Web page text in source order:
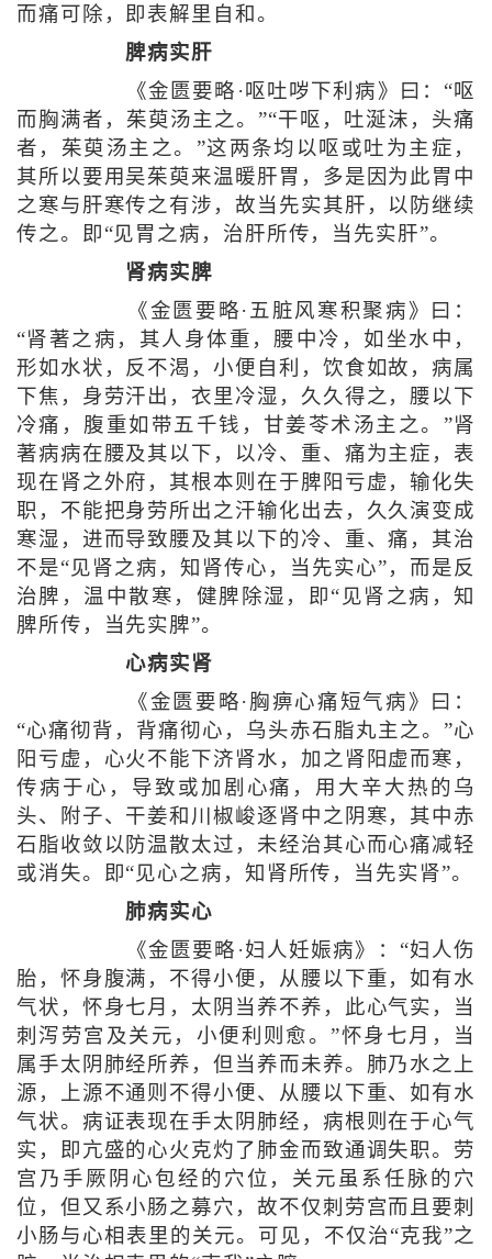
而痛可除，即表解里自和。
脾病实肝
《金匮要略·呕吐哕下利病》曰：“呕
而胸满者，茱萸汤主之。”“干呕，吐涎沫，头痛
者，茱萸汤主之。”这两条均以呕或吐为主症，
其所以要用吴茱萸来温暖肝胃，多是因为此胃中
之寒与肝寒传之有涉，故当先实其肝，以防继续
传之。即“见胃之病，治肝所传，当先实肝”。
肾病实脾
《金匮要略·五脏风寒积聚病》曰：
“肾著之病，其人身体重，腰中冷，如坐水中，
形如水状，反不渴，小便自利，饮食如故，病属
下焦，身劳汗出，衣里冷湿，久久得之，腰以下
冷痛，腹重如带五千钱，甘姜苓术汤主之。”肾
著病病在腰及其以下，以冷、重、痛为主症，表
现在肾之外府，其根本则在于脾阳亏虚，输化失
职，不能把身劳所出之汗输化出去，久久演变成
寒湿，进而导致腰及其以下的冷、重、痛，其治
不是“见肾之病，知肾传心，当先实心”，而是反
治脾，温中散寒，健脾除湿，即“见肾之病，知
脾所传，当先实脾”。
心病实肾
《金匮要略·胸痹心痛短气病》曰：
“心痛彻背，背痛彻心，乌头赤石脂丸主之。”心
阳亏虚，心火不能下济肾水，加之肾阳虚而寒，
传病于心，导致或加剧心痛，用大辛大热的乌
头、附子、干姜和川椒峻逐肾中之阴寒，其中赤
石脂收敛以防温散太过，未经治其心而心痛减轻
或消失。即“见心之病，知肾所传，当先实肾”。
肺病实心
《金匮要略·妇人妊娠病》：“妇人伤
胎，怀身腹满，不得小便，从腰以下重，如有水
气状，怀身七月，太阴当养不养，此心气实，当
刺泻劳宫及关元，小便利则愈。”怀身七月，当
属手太阴肺经所养，但当养而未养。肺乃水之上
源，上源不通则不得小便、从腰以下重、如有水
气状。病证表现在手太阴肺经，病根则在于心气
实，即亢盛的心火克灼了肺金而致通调失职。劳
宫乃手厥阴心包经的穴位，关元虽系任脉的穴
位，但又系小肠之募穴，故不仅刺劳宫而且要刺
小肠与心相表里的关元。可见，不仅治“克我”之